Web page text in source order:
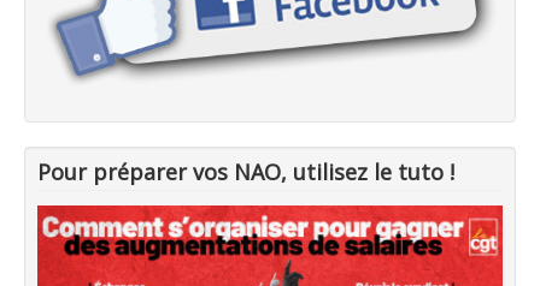
Pour préparer vos NAO, utilisez le tuto !